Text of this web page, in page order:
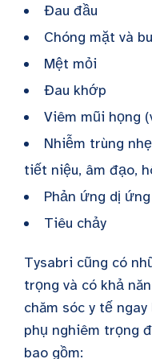
Đau đầu
Chóng mặt và
Mệt mỏi
Đau khớp
Viêm mũi họng
Nhiễm trùng
tiết niệu, âm đạo,
Phản ứng dị
Tiêu chảy
Tysabri cũng có
trọng và có khả
chăm sóc y tế
phụ nghiêm trọng
bao gồm: